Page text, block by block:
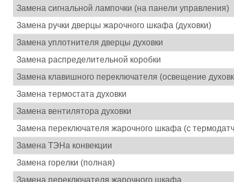
Замена сигнальной лампочки (на панели управления)
Замена ручки дверцы жарочного шкафа (духовки)
Замена уплотнителя дверцы духовки
Замена распределительной коробки
Замена клавишного переключателя (освещение
Замена термостата духовки
Замена вентилятора духовки
Замена переключателя жарочного шкафа (с
Замена ТЭНа конвекции
Замена горелки (полная)
Замена переключателя жарочного шкафа